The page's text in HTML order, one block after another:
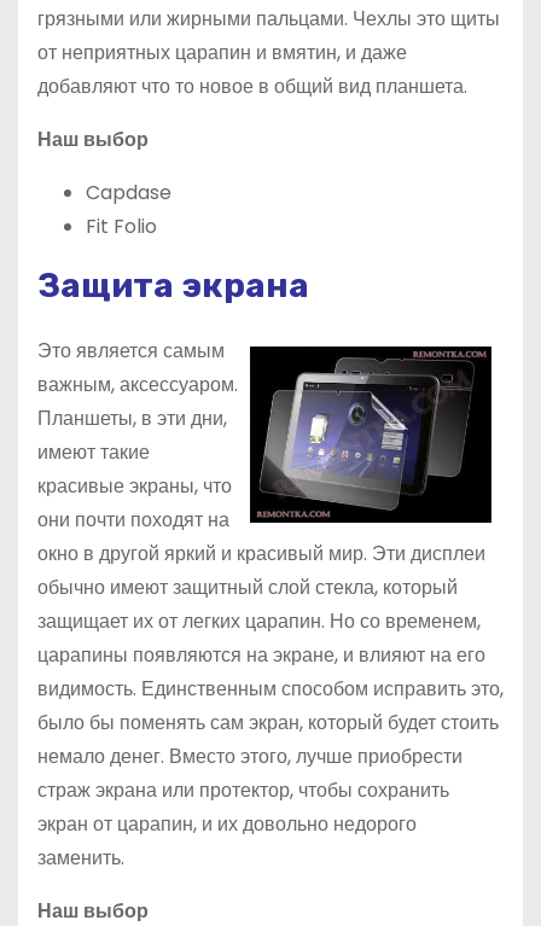
грязными или жирными пальцами. Чехлы это щиты
от неприятных царапин и вмятин, и даже
добавляют что то новое в общий вид планшета.
Наш выбор
Capdase
Fit Folio
Защита экрана
Это является самым
важным, аксессуаром.
Планшеты, в эти дни,
имеют такие
красивые экраны, что
они почти походят на
окно в другой яркий и красивый мир. Эти дисплеи
обычно имеют защитный слой стекла, который
защищает их от легких царапин. Но со временем,
царапины появляются на экране, и влияют на его
видимость. Единственным способом исправить это,
было бы поменять сам экран, который будет стоить
немало денег. Вместо этого, лучше приобрести
страж экрана или протектор, чтобы сохранить
экран от царапин, и их довольно недорого
заменить.
Наш выбор